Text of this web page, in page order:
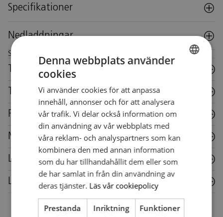
Specifikationer
Nedladdningar
Skötselråd för denna möbel
Trä
Textil
Plast
Metall
Laminat
Läder
Denna webbplats använder
cookies
Vi använder cookies för att anpassa
innehåll, annonser och för att analysera
vår trafik. Vi delar också information om
din användning av vår webbplats med
våra reklam- och analyspartners som kan
kombinera den med annan information
som du har tillhandahållit dem eller som
de har samlat in från din användning av
deras tjänster. Läs vår cookiepolicy
Prestanda Inriktning Funktioner